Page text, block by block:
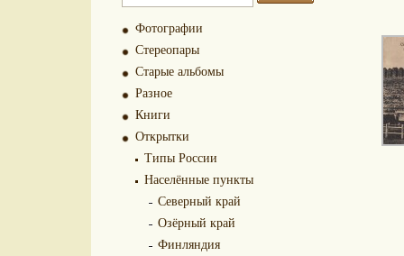
Фотографии
Стереопары
Старые альбомы
Разное
Книги
Открытки
Типы России
Населённые пункты
Северный край
Озёрный край
Финляндия